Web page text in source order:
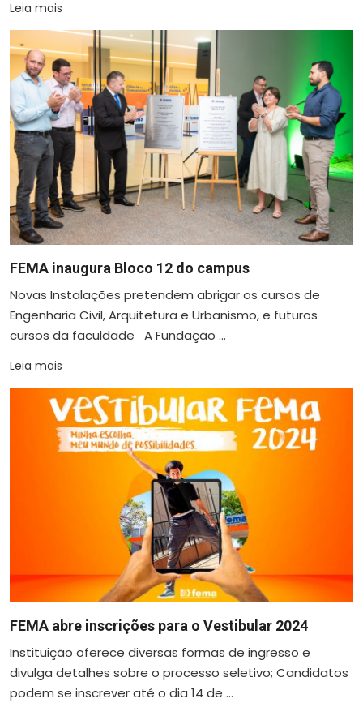
Leia mais
FEMA inaugura Bloco 12 do campus
Novas Instalações pretendem abrigar os cursos de
Engenharia Civil, Arquitetura e Urbanismo, e futuros
cursos da faculdade A Fundação ...
Leia mais
FEMA abre inscrições para o Vestibular 2024
Instituição oferece diversas formas de ingresso e
divulga detalhes sobre o processo seletivo; Candidatos
podem se inscrever até o dia 14 de ...